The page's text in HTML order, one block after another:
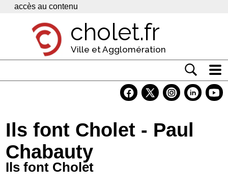
Panneau de gestion des cookies
accès au contenu
cholet.fr
Ville et Agglomération
Economie
Services
Contacts
Ils font Cholet - Paul
Chabauty
Ils font Cholet